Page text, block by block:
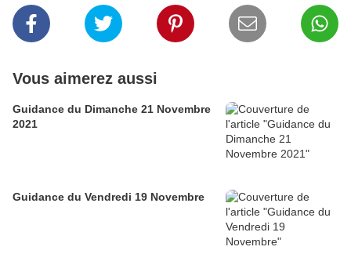
Vous aimerez aussi
Guidance du Dimanche 21 Novembre
2021
Guidance du Vendredi 19 Novembre